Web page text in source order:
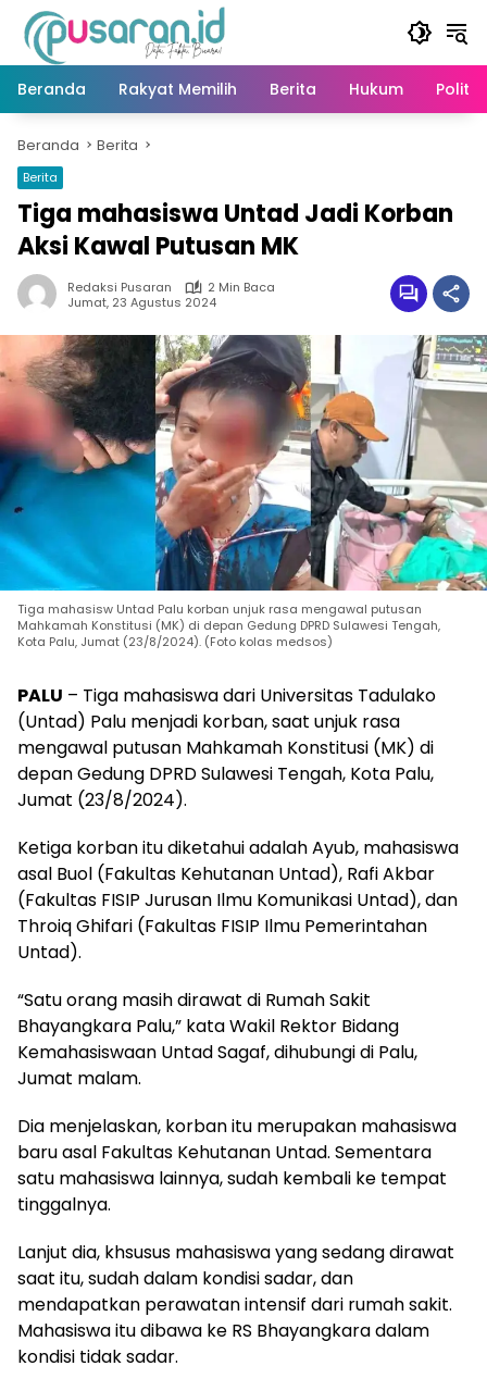
Langsung
konten
Beranda
Rakyat Memilih Berita Hukum Politik
Beranda Berita
Berita
Tiga mahasiswa Untad Jadi Korban
Aksi Kawal Putusan MK
Redaksi Pusaran
2 Min Baca
Jumat, 23 Agustus 2024
Tiga mahasisw Untad Palu korban unjuk rasa mengawal putusan
Mahkamah Konstitusi (MK) di depan Gedung DPRD Sulawesi Tengah,
Kota Palu, Jumat (23/8/2024). (Foto kolas medsos)
PALU – Tiga mahasiswa dari Universitas Tadulako
(Untad) Palu menjadi korban, saat unjuk rasa
mengawal putusan Mahkamah Konstitusi (MK) di
depan Gedung DPRD Sulawesi Tengah, Kota Palu,
Jumat (23/8/2024).
Ketiga korban itu diketahui adalah Ayub, mahasiswa
asal Buol (Fakultas Kehutanan Untad), Rafi Akbar
(Fakultas FISIP Jurusan Ilmu Komunikasi Untad), dan
Throiq Ghifari (Fakultas FISIP Ilmu Pemerintahan
Untad).
“Satu orang masih dirawat di Rumah Sakit
Bhayangkara Palu,” kata Wakil Rektor Bidang
Kemahasiswaan Untad Sagaf, dihubungi di Palu,
Jumat malam.
Dia menjelaskan, korban itu merupakan mahasiswa
baru asal Fakultas Kehutanan Untad. Sementara
satu mahasiswa lainnya, sudah kembali ke tempat
tinggalnya.
Lanjut dia, khsusus mahasiswa yang sedang dirawat
saat itu, sudah dalam kondisi sadar, dan
mendapatkan perawatan intensif dari rumah sakit.
Mahasiswa itu dibawa ke RS Bhayangkara dalam
kondisi tidak sadar.